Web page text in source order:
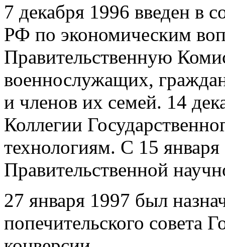
7 декабря 1996 введен в
РФ по экономическим
Правительственную
военнослужащих,
и членов их семей. 14
Коллегии
технологиям. С 15
Правительственной
27 января 1997 был
попечительского совета